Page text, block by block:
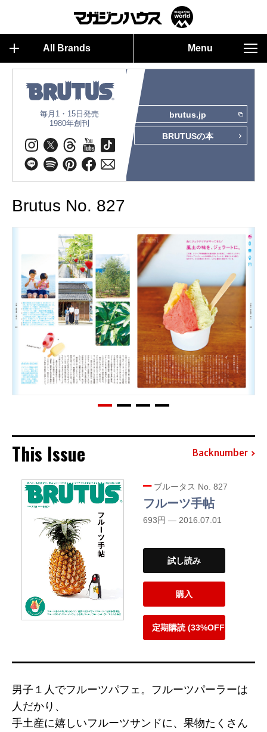
All Brands Menu
毎月1・15日発売
1980年創刊
brutus.jp
BRUTUSの本
Brutus No. 827
This Issue Backnumber
ブルータス No. 827
フルーツ手帖
693円 — 2016.07.01
試し読み
購入
定期購読 (33%OFF)
男子１人でフルーツパフェ。フルーツパーラーは
人だかり、
手土産に嬉しいフルーツサンドに、果物たくさん